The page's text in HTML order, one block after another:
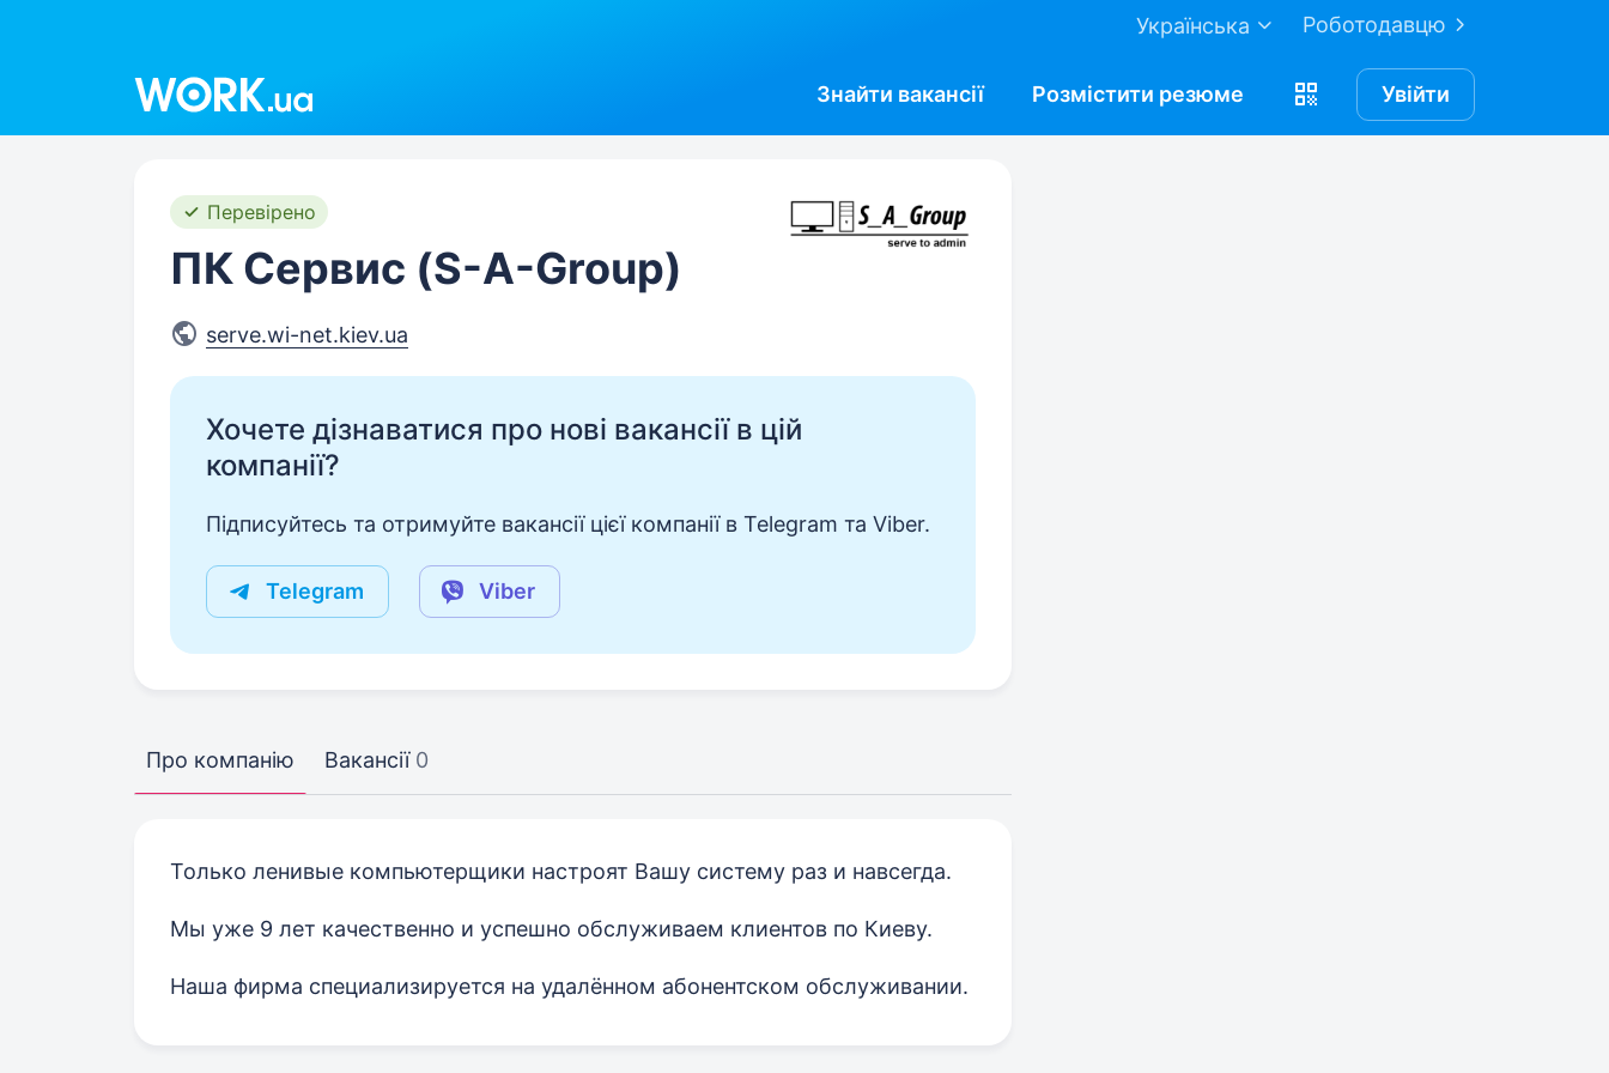
Роботодавцю
Українська
Знайти вакансії Розмістити резюме Увійти
Перевірено
ПК Сервис (S-A-Group)
serve.wi-net.kiev.ua
Хочете дізнаватися про нові вакансії в цій
компанії?
Підписуйтесь та отримуйте вакансії цієї компанії в Telegram та Viber.
Telegram Viber
Про компанію Вакансії 0
Только ленивые компьютерщики настроят Вашу систему раз и навсегда.
Мы уже 9 лет качественно и успешно обслуживаем клиентов по Киеву.
Наша фирма специализируется на удалённом абонентском обслуживании.